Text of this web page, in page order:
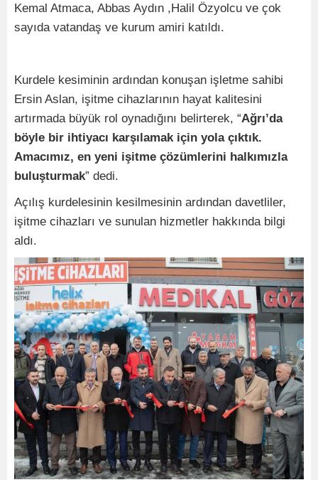
Kemal Atmaca, Abbas Aydın ,Halil Özyolcu ve çok
sayıda vatandaş ve kurum amiri katıldı.
Kurdele kesiminin ardından konuşan işletme sahibi
Ersin Aslan, işitme cihazlarının hayat kalitesini
artırmada büyük rol oynadığını belirterek, “Ağrı’da
böyle bir ihtiyacı karşılamak için yola çıktık.
Amacımız, en yeni işitme çözümlerini halkımızla
buluşturmak” dedi.
Açılış kurdelesinin kesilmesinin ardından davetliler,
işitme cihazları ve sunulan hizmetler hakkında bilgi
aldı.